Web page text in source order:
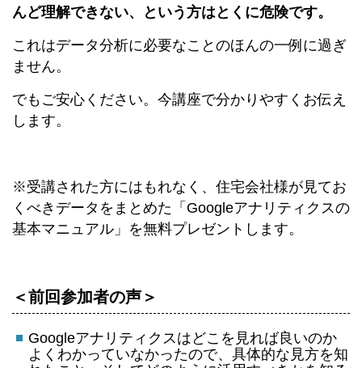
んど理解できない、という方はとくに危険です。
これはデータ分析に必要なことのほんの一例に過ぎ
ません。
でもご安心ください。今講座で分かりやすくお伝え
します。
※受講された方にはもれなく、住宅会社様が見てお
くべきデータをまとめた「Googleアナリティクスの
基本マニュアル」を無料プレゼントします。
＜前回参加者の声＞
Googleアナリティクスはどこを見れば良いのか
よくわかっていなかったので、具体的な見方を知